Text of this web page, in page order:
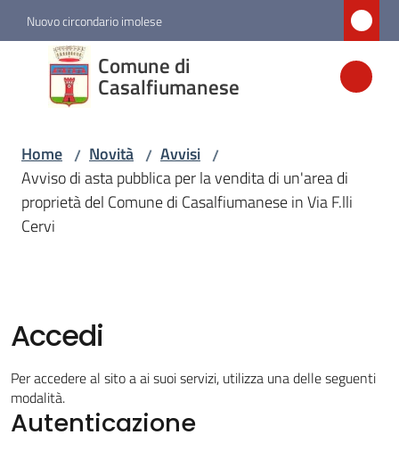
Vai al contenuto
Vai alla navigazione
Vai al footer
Nuovo circondario imolese
Comune di
Casalfiumanese
Comune di
Casalfiumanese
Amministrazione
Novità
Menu selezionato
Vivere
Casalfiumanese
Home / Novità / Avvisi /
Avviso di asta pubblica per la vendita di un'area di
proprietà del Comune di Casalfiumanese in Via F.lli
Cervi
Accedi
Per accedere al sito a ai suoi servizi, utilizza una delle seguenti
modalità.
Autenticazione